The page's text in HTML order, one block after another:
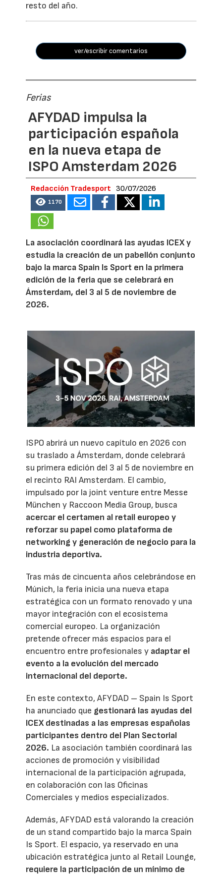
resto del año.
ver/escribir comentarios
Ferias
AFYDAD impulsa la
participación española
en la nueva etapa de
ISPO Amsterdam 2026
Redacción Tradesport 30/07/2026
1170
La asociación coordinará las ayudas ICEX y
estudia la creación de un pabellón conjunto
bajo la marca Spain Is Sport en la primera
edición de la feria que se celebrará en
Ámsterdam, del 3 al 5 de noviembre de
2026.
ISPO abrirá un nuevo capítulo en 2026 con
su traslado a Ámsterdam, donde celebrará
su primera edición del 3 al 5 de noviembre en
el recinto RAI Amsterdam. El cambio,
impulsado por la joint venture entre Messe
München y Raccoon Media Group, busca
acercar el certamen al retail europeo y
reforzar su papel como plataforma de
networking y generación de negocio para la
industria deportiva.
Tras más de cincuenta años celebrándose en
Múnich, la feria inicia una nueva etapa
estratégica con un formato renovado y una
mayor integración con el ecosistema
comercial europeo. La organización
pretende ofrecer más espacios para el
encuentro entre profesionales y adaptar el
evento a la evolución del mercado
internacional del deporte.
En este contexto, AFYDAD – Spain Is Sport
ha anunciado que gestionará las ayudas del
ICEX destinadas a las empresas españolas
participantes dentro del Plan Sectorial
2026. La asociación también coordinará las
acciones de promoción y visibilidad
internacional de la participación agrupada,
en colaboración con las Oficinas
Comerciales y medios especializados.
Además, AFYDAD está valorando la creación
de un stand compartido bajo la marca Spain
Is Sport. El espacio, ya reservado en una
ubicación estratégica junto al Retail Lounge,
requiere la participación de un mínimo de